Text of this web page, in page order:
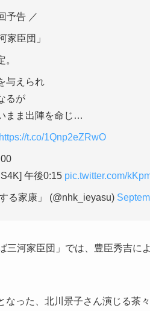
予告 ／
家臣団」
与えられ
るが
まま出陣を命じ…
https://t.co/1Qnp2eZRwO
午後0:15 pic.twitter.com/
る家康」 (@nhk_ieyasu)
三河家臣団」では、豊臣秀吉に
なった、北川景子さん演じる茶